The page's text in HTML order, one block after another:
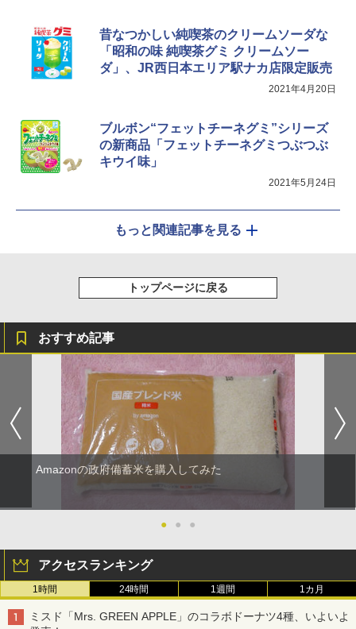
昔なつかしい純喫茶のクリームソーダな
「昭和の味 純喫茶グミ クリームソー
ダ」、JR西日本エリア駅ナカ店限定販売
2021年4月20日
ブルボン“フェットチーネグミ”シリーズ
の新商品「フェットチーネグミつぶつぶ
キウイ味」
2021年5月24日
もっと関連記事を見る
トップページに戻る
おすすめ記事
Amazonの政府備蓄米を購入してみた
● ● ●
アクセスランキング
1時間 24時間 1週間 1カ月
ミスド「Mrs. GREEN APPLE」のコラボドーナツ4種、いよいよ